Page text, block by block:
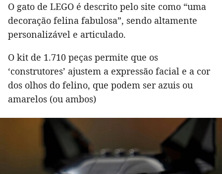
O gato de LEGO é descrito pelo site como “uma
decoração felina fabulosa”, sendo altamente
personalizável e articulado.
O kit de 1.710 peças permite que os
‘construtores’ ajustem a expressão facial e a cor
dos olhos do felino, que podem ser azuis ou
amarelos (ou ambos)